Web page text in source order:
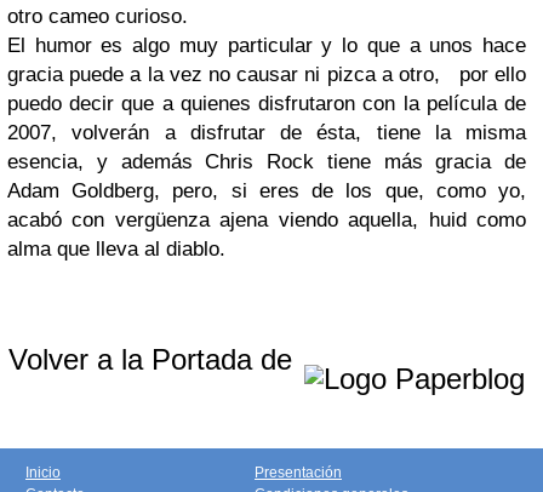
otro cameo curioso.
El humor es algo muy particular y lo que a unos hace
gracia puede a la vez no causar ni pizca a otro, por ello
puedo decir que a quienes disfrutaron con la película de
2007, volverán a disfrutar de ésta, tiene la misma
esencia, y además Chris Rock tiene más gracia de
Adam Goldberg, pero, si eres de los que, como yo,
acabó con vergüenza ajena viendo aquella, huid como
alma que lleva al diablo.
Volver a la Portada de
Inicio
Presentación